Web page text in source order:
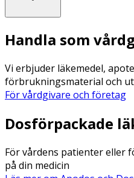
Handla som
Vi erbjuder läkemedel,
förbrukningsmaterial och
För vårdgivare och företag
Dosförpackade
För vårdens patienter eller
på din medicin